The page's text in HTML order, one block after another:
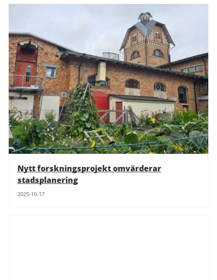
Nytt forskningsprojekt omvärderar
stadsplanering
2025-10-17